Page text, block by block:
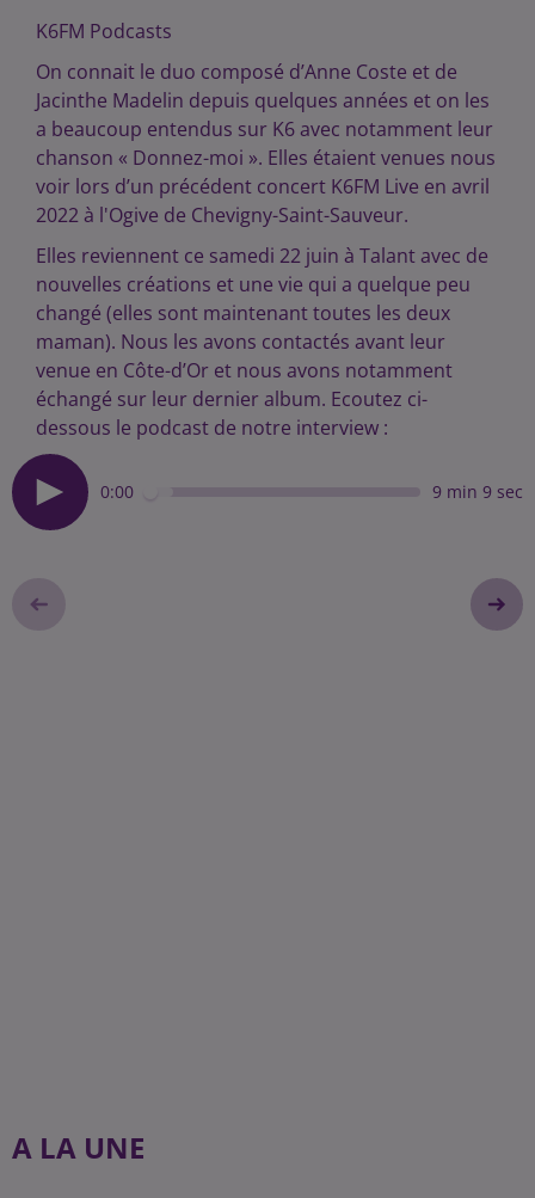
K6FM Podcasts
On connait le duo composé d’Anne Coste et de
Jacinthe Madelin depuis quelques années et on les
a beaucoup entendus sur K6 avec notamment leur
chanson « Donnez-moi ». Elles étaient venues nous
voir lors d’un précédent concert K6FM Live en avril
2022 à l'Ogive de Chevigny-Saint-Sauveur.
Elles reviennent ce samedi 22 juin à Talant avec de
nouvelles créations et une vie qui a quelque peu
changé (elles sont maintenant toutes les deux
maman). Nous les avons contactés avant leur
venue en Côte-d’Or et nous avons notamment
échangé sur leur dernier album. Ecoutez ci-
dessous le podcast de notre interview :
0:00 9 min 9 sec
A LA UNE